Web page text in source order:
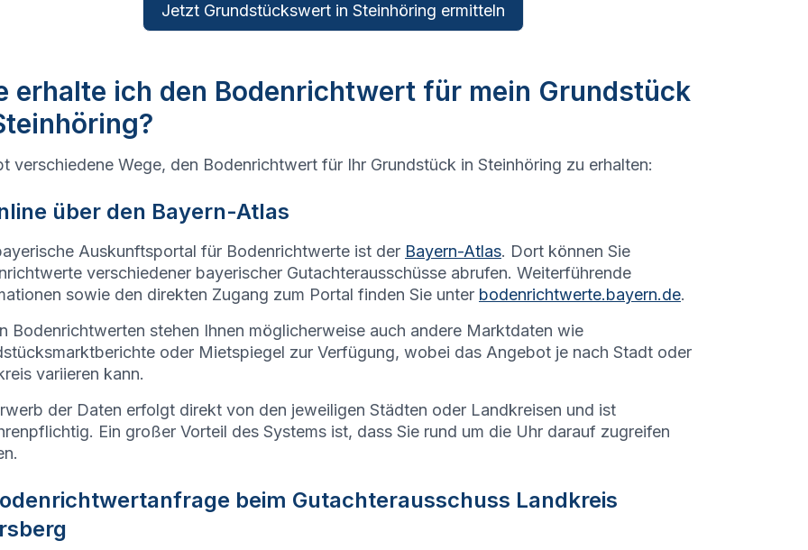
Jetzt Grundstückswert in Steinhöring ermitteln
erhalte ich den Bodenrichtwert für mein Grundstück
verschiedene Wege, den Bodenrichtwert für Ihr Grundstück in Steinhöring zu erhalten:
über den Bayern-Atlas
Auskunftsportal für Bodenrichtwerte ist der Bayern-Atlas. Dort können Sie
verschiedener bayerischer Gutachterausschüsse abrufen. Weiterführende
sowie den direkten Zugang zum Portal finden Sie unter bodenrichtwerte.bayern.de.
Bodenrichtwerten stehen Ihnen möglicherweise auch andere Marktdaten wie
oder Mietspiegel zur Verfügung, wobei das Angebot je nach Stadt oder
variieren kann.
der Daten erfolgt direkt von den jeweiligen Städten oder Landkreisen und ist
Ein großer Vorteil des Systems ist, dass Sie rund um die Uhr darauf zugreifen
beim Gutachterausschuss Landkreis